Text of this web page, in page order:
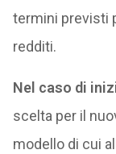
termini previsti
redditi.
Nel caso di
scelta per il
modello di cui